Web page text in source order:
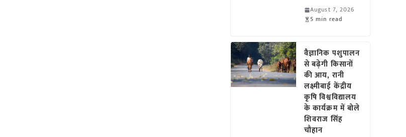
August 7, 2026
5 min read
वैज्ञानिक पशुपालन
से बढ़ेगी किसानों
की आय, रानी
लक्ष्मीबाई केंद्रीय
कृषि विश्वविद्यालय
के कार्यक्रम में बोले
शिवराज सिंह
चौहान